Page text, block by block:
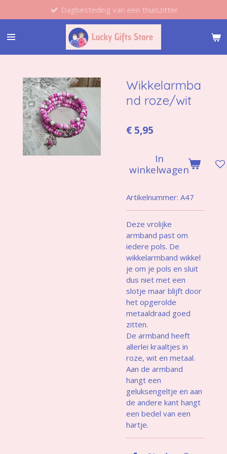
direct
naar
hoofdinhoud
Dagbesteding van een thuiszitter
Wikkelarmba
nd roze/wit
€ 5,95
In
winkelwagen
Artikelnummer: A47
Deze vrolijke
armband past om
iedere pols. De
wikkelarmband wikkel
je om je pols en sluit
dus niet met een
slotje maar blijft door
het opgerolde
metaaldraad goed
zitten.
De armband heeft
allerlei kraaltjes in
roze, wit en metaal.
Aan de armband
hangt een
geluksengeltje en aan
de andere kant hangt
een bedel van een
hartje.